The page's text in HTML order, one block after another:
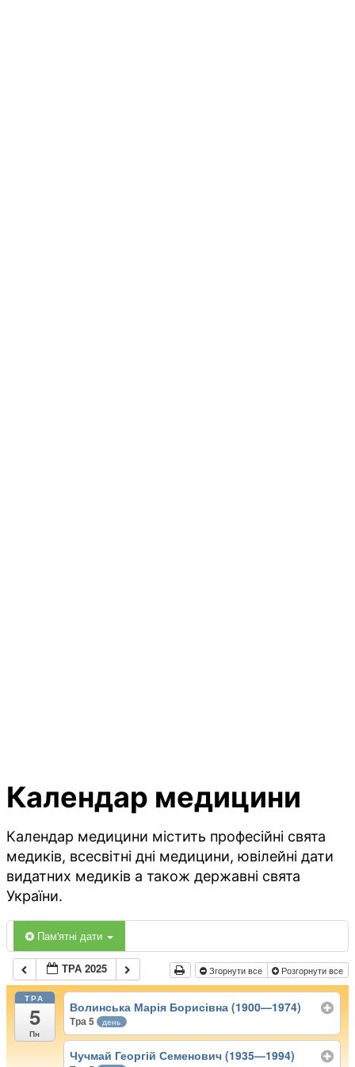
Календар медицини
Календар медицини містить професійні свята
медиків, всесвітні дні медицини, ювілейні дати
видатних медиків а також державні свята
України.
Пам'ятні дати
ТРА 2025 Згорнути все Розгорнути все
ТРА
5
Пн
Волинська Марія Борисівна (1900—1974)
Тра 5 день
Чучмай Георгій Семенович (1935—1994)